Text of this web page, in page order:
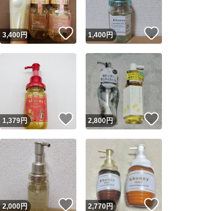
ね！
3,400円 いいね！
1,400円 いいね！
ね！
1,379円 いいね！
2,800円
ね！
2,000円 いいね！
2,770円